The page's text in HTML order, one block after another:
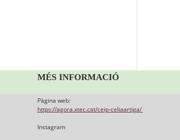
MÉS INFORMACIÓ
Pàgina web:
https://agora.xtec.cat/ceip-celiaartiga/
Instagram